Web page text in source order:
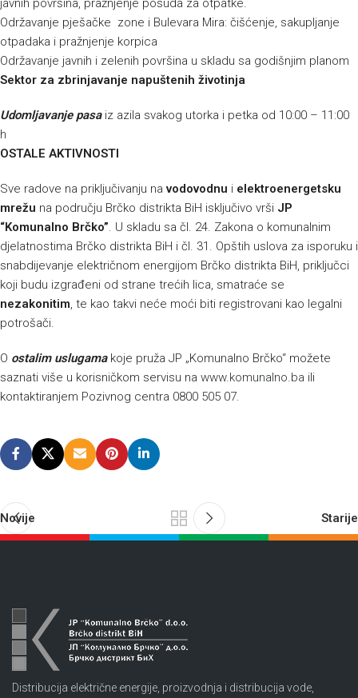
javnih površina, pražnjenje posuda za otpatke.
Održavanje pješačke zone i Bulevara Mira: čišćenje, sakupljanje
otpadaka i pražnjenje korpica
Održavanje javnih i zelenih površina u skladu sa godišnjim planom
Sektor za zbrinjavanje napuštenih životinja
Udomljavanje pasaiz azila svakog utorka i petka od 10:00 – 11:00
h
OSTALE AKTIVNOSTI
Sve radove na priključivanju navodovodnu i elektroenergetsku
mrežu na području Brčko distrikta BiH isključivo vrši JP
“Komunalno Brčko”. U skladu sa čl. 24. Zakona o komunalnim
djelatnostima Brčko distrikta BiH i čl. 31. Opštih uslova za isporuku i
snabdijevanje električnom energijom Brčko distrikta BiH, priključci
koji budu izgrađeni od strane trećih lica, smatraće se
nezakonitim, te kao takvi neće moći biti registrovani kao legalni
potrošači.
O ostalim uslugamakoje pruža JP „Komunalno Brčko“ možete
saznati više u korisničkom servisu na www.komunalno.ba ili
kontaktiranjem Pozivnog centra 0800 505 07.
Novije Starije
Distribucija električne energije, proizvodnja i distribucija vode,